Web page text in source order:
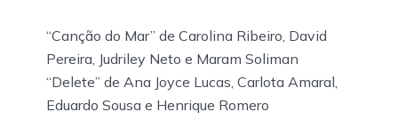
“Canção do Mar” de Carolina Ribeiro, David
Pereira, Judriley Neto e Maram Soliman
“Delete” de Ana Joyce Lucas, Carlota Amaral,
Eduardo Sousa e Henrique Romero